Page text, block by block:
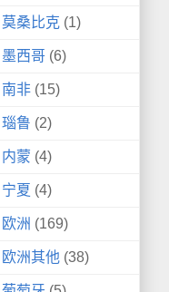
莫桑比克 (1)
墨西哥 (6)
南非 (15)
瑙鲁 (2)
内蒙 (4)
宁夏 (4)
欧洲 (169)
欧洲其他 (38)